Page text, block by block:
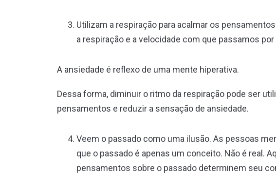
Utilizam a respiração para acalmar os
a respiração e a velocidade com que passamos
A ansiedade é reflexo de uma mente hiperativa.
Dessa forma, diminuir o ritmo da respiração pode ser
pensamentos e reduzir a sensação de ansiedade.
Veem o passado como uma ilusão. As pessoas
que o passado é apenas um conceito. Não é real.
pensamentos sobre o passado determinem seu